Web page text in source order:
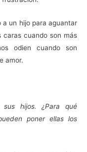
a un hijo para aguantar
caras cuando son más
odien cuando son
amor.
hijos. ¿Para qué
poner ellas los